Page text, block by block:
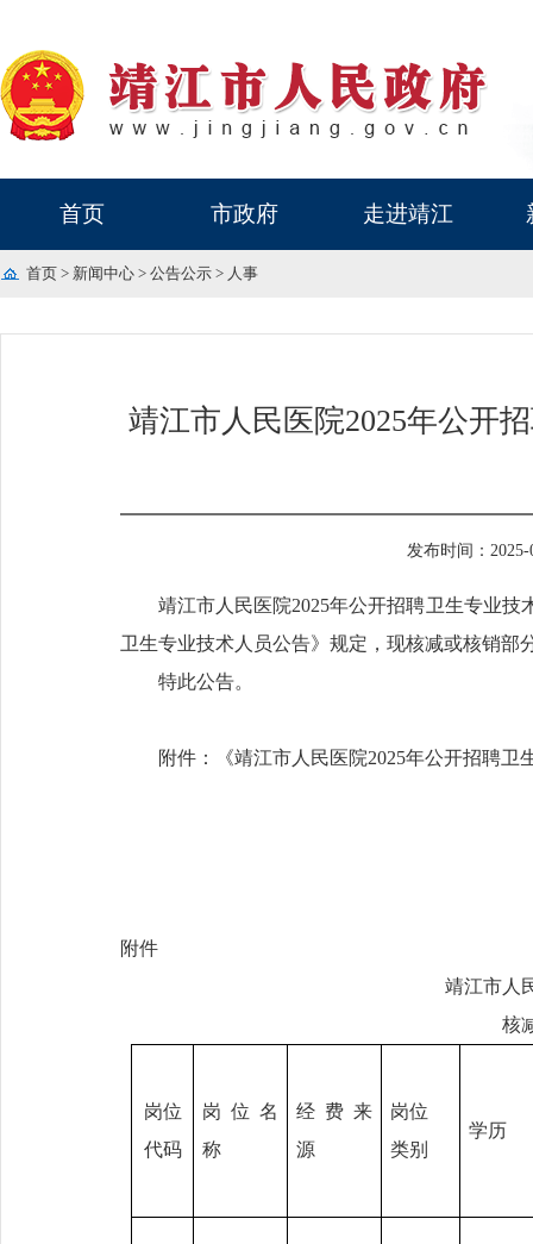
首页 市政府 走进靖江
首页 > 新闻中心 > 公告公示 > 人事
靖江市人民医院2025年公开
发布时间：2025-
靖江市人民医院2025年公开招聘卫生专业
卫生专业技术人员公告》规定，现核减或核销部
特此公告。
附件：《靖江市人民医院2025年公开招聘
附件
靖江市人
核
岗位
代码
岗位名
称
经费来
源
岗位
类别
学历